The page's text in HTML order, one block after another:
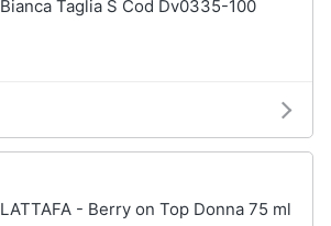
Bianca Taglia S Cod Dv0335-100
LATTAFA - Berry on Top Donna 75 ml